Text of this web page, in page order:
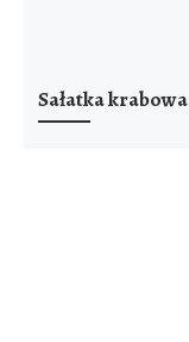
Sałatka krabowa